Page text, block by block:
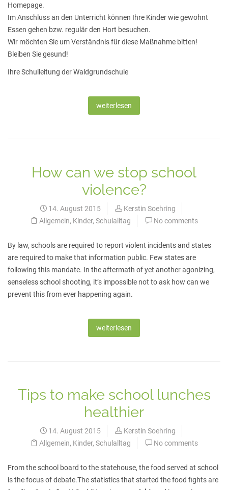
Homepage.
Im Anschluss an den Unterricht können Ihre Kinder wie gewohnt
Essen gehen bzw. regulär den Hort besuchen.
Wir möchten Sie um Verständnis für diese Maßnahme bitten!
Bleiben Sie gesund!
Ihre Schulleitung der Waldgrundschule
weiterlesen
How can we stop school
violence?
14. August 2015
Kerstin Soehring
Allgemein, Kinder, Schulalltag No comments
By law, schools are required to report violent incidents and states
are required to make that information public. Few states are
following this mandate. In the aftermath of yet another agonizing,
senseless school shooting, it’s impossible not to ask how can we
prevent this from ever happening again.
weiterlesen
Tips to make school lunches
healthier
14. August 2015
Kerstin Soehring
Allgemein, Kinder, Schulalltag No comments
From the school board to the statehouse, the food served at school
is the focus of debate.The statistics that started the food fights are